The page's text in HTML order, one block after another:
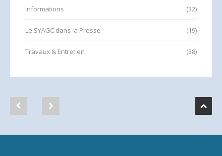
Informations (32)
Le SYAGC dans la Presse (19)
Travaux & Entretien (38)